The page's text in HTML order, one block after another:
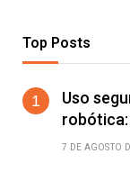
Top Posts
Uso
robótica:
cables
7 DE AGOSTO